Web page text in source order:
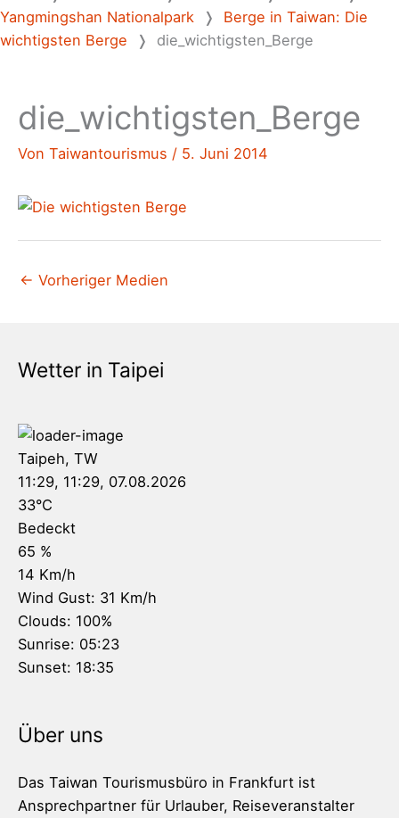
Yangmingshan Nationalpark ❭ Berge in Taiwan: Die
wichtigsten Berge ❭ die_wichtigsten_Berge
die_wichtigsten_Berge
Von Taiwantourismus / 5. Juni 2014
← Vorheriger Medien
Wetter in Taipei
Taipeh, TW
11:29, 11:29, 07.08.2026
33°C
Bedeckt
65 %
14 Km/h
Wind Gust: 31 Km/h
Clouds: 100%
Sunrise: 05:23
Sunset: 18:35
Über uns
Das Taiwan Tourismusbüro in Frankfurt ist
Ansprechpartner für Urlauber, Reiseveranstalter